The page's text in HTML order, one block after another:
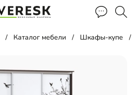
Каталог мебели Шкафы-купе